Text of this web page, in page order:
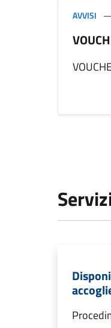
AVVISI